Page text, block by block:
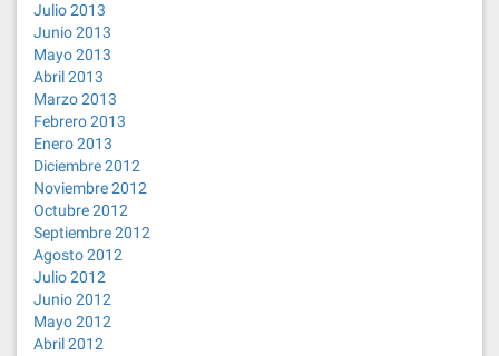
Julio 2013
Junio 2013
Mayo 2013
Abril 2013
Marzo 2013
Febrero 2013
Enero 2013
Diciembre 2012
Noviembre 2012
Octubre 2012
Septiembre 2012
Agosto 2012
Julio 2012
Junio 2012
Mayo 2012
Abril 2012